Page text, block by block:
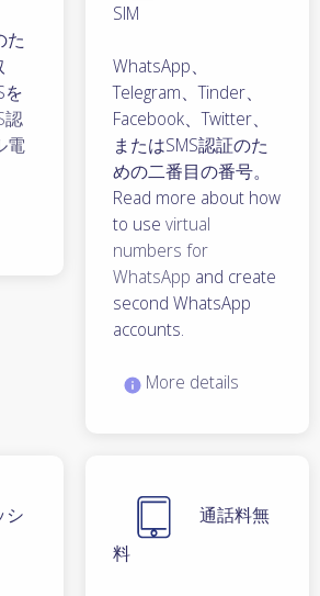
た
を
認
電
SIM
WhatsApp、
Telegram、Tinder、
Facebook、Twitter、
またはSMS認証のた
めの二番目の番号。
Read more about how
to use virtual
numbers for
WhatsApp and create
second WhatsApp
accounts.
More details
シ
通話料無
料